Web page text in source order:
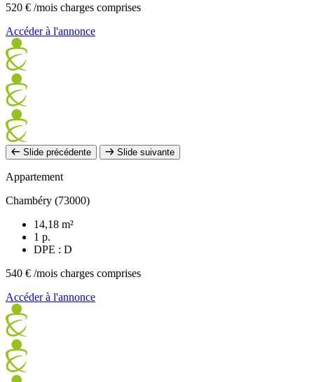
520 € /mois charges comprises
Accéder à l'annonce
Slide précédente Slide suivante
Appartement
Chambéry (73000)
14,18 m²
1 p.
DPE : D
540 € /mois charges comprises
Accéder à l'annonce